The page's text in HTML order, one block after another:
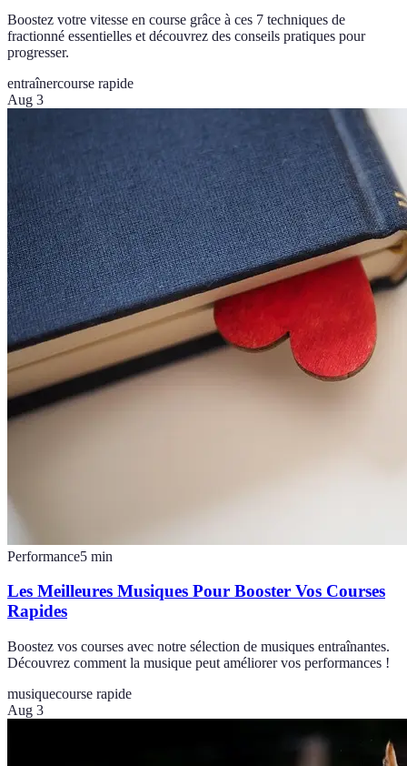
Boostez votre vitesse en course grâce à ces 7 techniques de
fractionné essentielles et découvrez des conseils pratiques pour
progresser.
entraînercourse rapide
Aug 3
Performance5 min
Les Meilleures Musiques Pour Booster Vos Courses
Rapides
Boostez vos courses avec notre sélection de musiques entraînantes.
Découvrez comment la musique peut améliorer vos performances !
musiquecourse rapide
Aug 3